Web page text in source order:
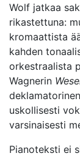
Wolf jatkaa
rikastettuna:
kromaattista
kahden
orkestraalista
Wagnerin
uskollisesti
varsinaisesti
Pianoteksti ei